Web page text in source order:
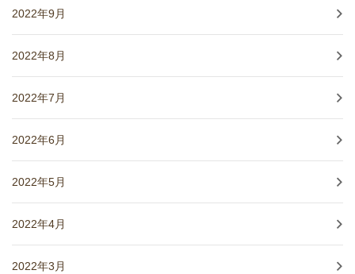
2022年9月
2022年8月
2022年7月
2022年6月
2022年5月
2022年4月
2022年3月